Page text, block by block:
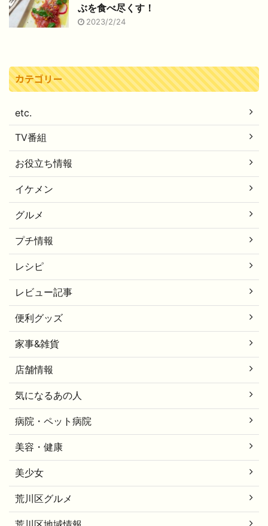
ぶを食べ尽くす！
2023/2/24
カテゴリー
etc.
TV番組
お役立ち情報
イケメン
グルメ
プチ情報
レシピ
レビュー記事
便利グッズ
家事&雑貨
店舗情報
気になるあの人
病院・ペット病院
美容・健康
美少女
荒川区グルメ